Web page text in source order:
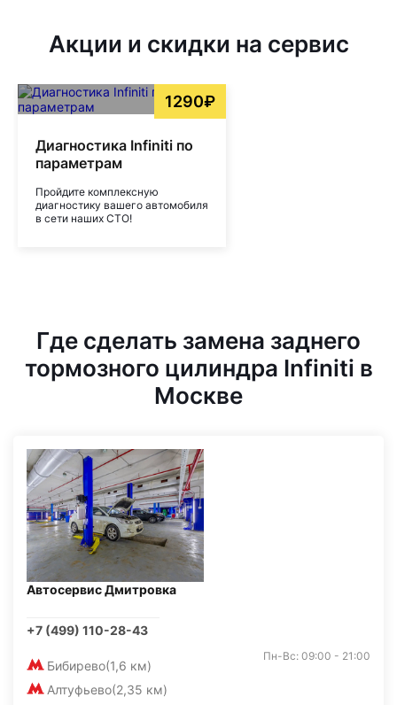
Акции и скидки на сервис
1290₽
Диагностика Infiniti по
параметрам
Пройдите комплексную
диагностику вашего автомобиля
в сети наших СТО!
Где сделать замена заднего
тормозного цилиндра Infiniti в
Москве
Автосервис Дмитровка
+7 (499) 110-28-43
Бибирево(1,6 км)
Алтуфьево(2,35 км)
Пн-Вс: 09:00 - 21:00